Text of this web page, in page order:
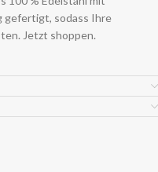
sodass Ihre
Jetzt shoppen.